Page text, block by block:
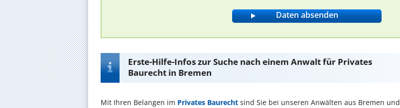
Erste-Hilfe-Infos zur Suche nach einem Anwalt für Privates
Baurecht in Bremen
Mit Ihren Belangen im Privates Baurecht sind Sie bei unseren Anwälten aus Bremen und